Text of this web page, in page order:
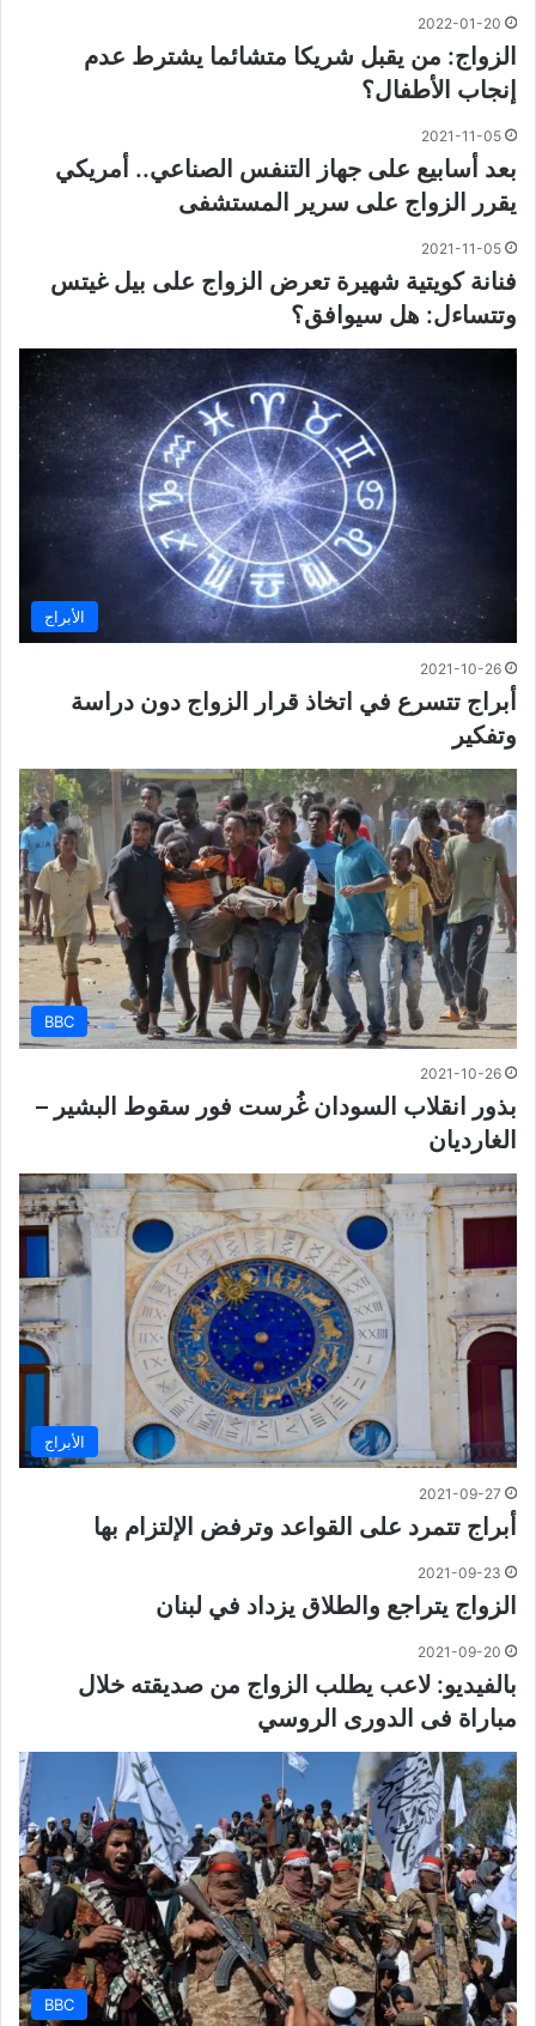
2022-01-20
الزواج: من يقبل شريكا متشائما يشترط عدم
إنجاب الأطفال؟
2021-11-05
بعد أسابيع على جهاز التنفس الصناعي.. أمريكي
يقرر الزواج على سرير المستشفى
2021-11-05
فنانة كويتية شهيرة تعرض الزواج على بيل غيتس
وتتساءل: هل سيوافق؟
الأبراج
2021-10-26
أبراج تتسرع في اتخاذ قرار الزواج دون دراسة
وتفكير
BBC
2021-10-26
بذور انقلاب السودان غُرست فور سقوط البشير –
الغارديان
الأبراج
2021-09-27
أبراج تتمرد على القواعد وترفض الإلتزام بها
2021-09-23
الزواج يتراجع والطلاق يزداد في لبنان
2021-09-20
بالفيديو: لاعب يطلب الزواج من صديقته خلال
مباراة فى الدورى الروسي
BBC